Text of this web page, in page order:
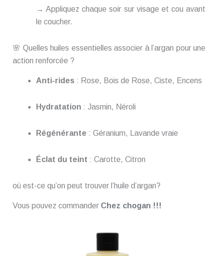
→ Appliquez chaque soir sur visage et cou avant
le coucher.
🌸 Quelles huiles essentielles associer à l’argan pour une
action renforcée ?
Anti-rides : Rose, Bois de Rose, Ciste, Encens
Hydratation : Jasmin, Néroli
Régénérante : Géranium, Lavande vraie
Éclat du teint : Carotte, Citron
où est-ce qu’on peut trouver l’huile d’argan?
Vous pouvez commander Chez chogan !!!